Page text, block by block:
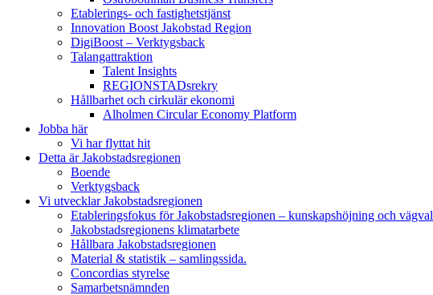
Etablerings- och fastighetstjänst
Innovation Boost Jakobstad Region
DigiBoost – Verktygsback
Talangattraktion
Talent Insights
REGIONSTADsrekry
Hållbarhet och cirkulär ekonomi
Alholmen Circular Economy Platform
Jobba här
Vi har flyttat hit
Detta är Jakobstadsregionen
Boende
Verktygsback
Vi utvecklar Jakobstadsregionen
Etableringsfokus för Jakobstadsregionen – kunskapshöjning och vägval
Jakobstadsregionens klimatarbete
Hållbara Jakobstadsregionen
Material & statistik – samlingssida.
Concordias styrelse
Samarbetsnämnden